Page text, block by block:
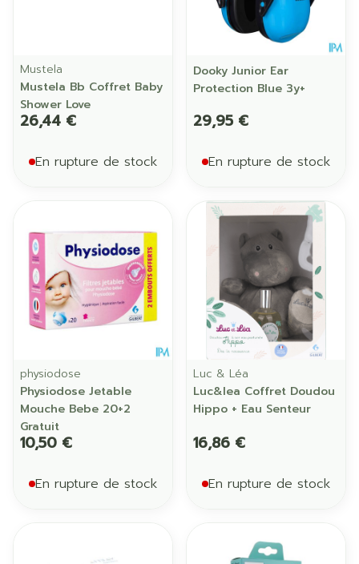
Mustela
Mustela Bb Coffret Baby
Shower Love
26,44 €
En rupture de stock
Dooky Junior Ear
Protection Blue 3y+
29,95 €
En rupture de stock
physiodose
Physiodose Jetable
Mouche Bebe 20+2
Gratuit
10,50 €
En rupture de stock
Luc & Léa
Luc&lea Coffret Doudou
Hippo + Eau Senteur
16,86 €
En rupture de stock